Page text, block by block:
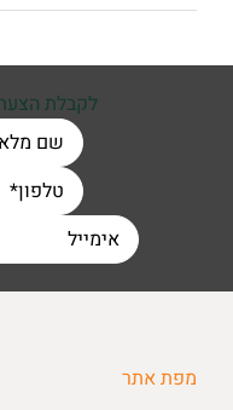
לקבלת
מפת אתר